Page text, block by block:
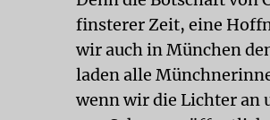
finsterer Zeit, eine
wir auch in München
laden alle
wenn wir die Lichter an